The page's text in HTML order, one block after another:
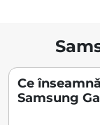
Ce
Samsung